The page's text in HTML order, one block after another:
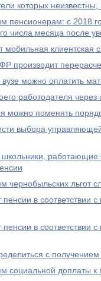
которых
пенсионерам: с 2018
числа месяца после
мобильная клиентская
производит
можно оплатить
работодателя
можно поменять
выбора
работающие
чернобыльских льгот
пенсии в соответствии
пенсии в соответствии
с
социальной доплаты к